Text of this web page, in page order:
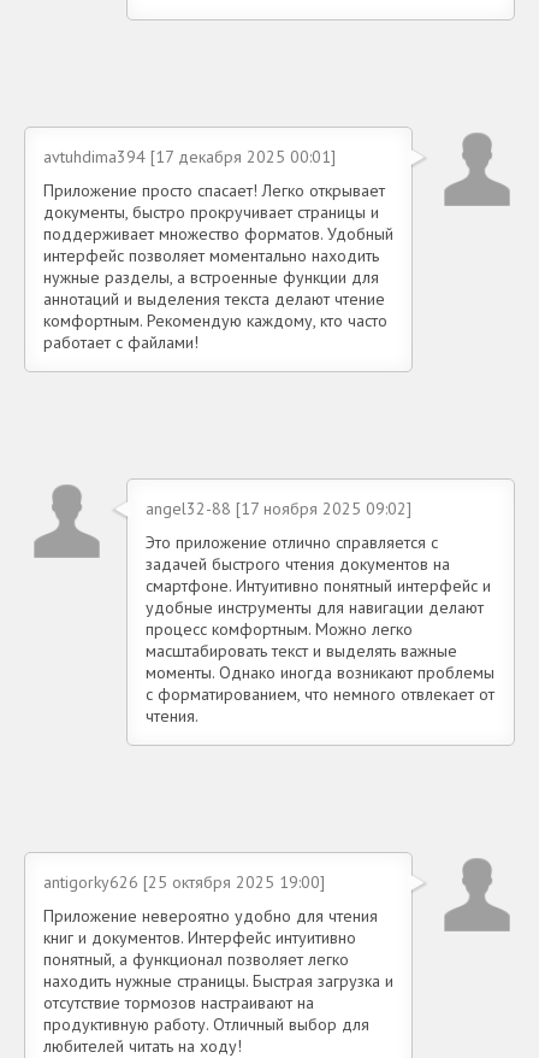
avtuhdima394 [17 декабря 2025 00:01]
Приложение просто спасает! Легко открывает
документы, быстро прокручивает страницы и
поддерживает множество форматов. Удобный
интерфейс позволяет моментально находить
нужные разделы, а встроенные функции для
аннотаций и выделения текста делают чтение
комфортным. Рекомендую каждому, кто часто
работает с файлами!
angel32-88 [17 ноября 2025 09:02]
Это приложение отлично справляется с
задачей быстрого чтения документов на
смартфоне. Интуитивно понятный интерфейс и
удобные инструменты для навигации делают
процесс комфортным. Можно легко
масштабировать текст и выделять важные
моменты. Однако иногда возникают проблемы
с форматированием, что немного отвлекает от
чтения.
antigorky626 [25 октября 2025 19:00]
Приложение невероятно удобно для чтения
книг и документов. Интерфейс интуитивно
понятный, а функционал позволяет легко
находить нужные страницы. Быстрая загрузка и
отсутствие тормозов настраивают на
продуктивную работу. Отличный выбор для
любителей читать на ходу!